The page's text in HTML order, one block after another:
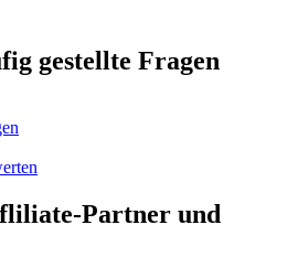
gestellte Fragen
Partner und